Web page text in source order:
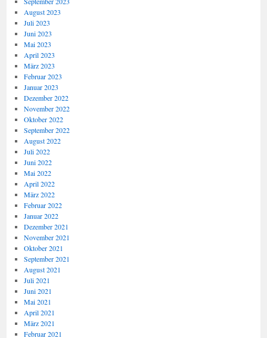
August 2023
Juli 2023
Juni 2023
Mai 2023
April 2023
März 2023
Februar 2023
Januar 2023
Dezember 2022
November 2022
Oktober 2022
September 2022
August 2022
Juli 2022
Juni 2022
Mai 2022
April 2022
März 2022
Februar 2022
Januar 2022
Dezember 2021
November 2021
Oktober 2021
September 2021
August 2021
Juli 2021
Juni 2021
Mai 2021
April 2021
März 2021
Februar 2021